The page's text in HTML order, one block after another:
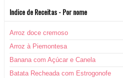
Indice de Receitas - Por nome
Arroz doce cremoso
Arroz à Piemontesa
Banana com Açúcar e Canela
Batata Recheada com Estrogonofe